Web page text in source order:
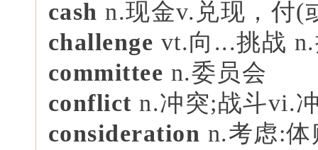
cashn.现金v.兑现，付(
challenge vt.向...挑战
committee n.委员会
conflictn.冲突;战斗vi.
consideration n.考虑: